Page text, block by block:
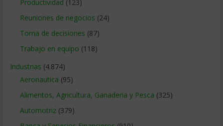
Productividad (123)
Reuniones de negocios (24)
Toma de decisiones (87)
Trabajo en equipo (118)
Industrias (4.874)
Aeronautica (95)
Alimentos, Agricultura, Ganaderia y Pesca (325)
Automotriz(379)